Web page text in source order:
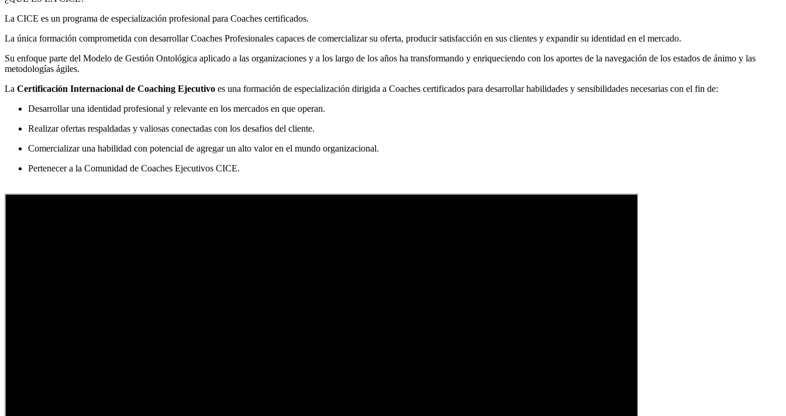
La CICE es un programa de especialización profesional para Coaches certificados.
La única formación comprometida con desarrollar Coaches Profesionales capaces de comercializar su oferta, producir satisfacción en sus clientes y expandir su identidad en el mercado.
Su enfoque parte del Modelo de Gestión Ontológica aplicado a las organizaciones y a los largo de los años ha transformando y enriqueciendo con los aportes de la navegación de los estados de ánimo y las
metodologías ágiles.
La Certificación Internacional de Coaching Ejecutivo es una formación de especialización dirigida a Coaches certificados para desarrollar habilidades y sensibilidades necesarias con el fin de:
Desarrollar una identidad profesional y relevante en los mercados en que operan.
Realizar ofertas respaldadas y valiosas conectadas con los desafios del cliente.
Comercializar una habilidad con potencial de agregar un alto valor en el mundo organizacional.
Pertenecer a la Comunidad de Coaches Ejecutivos CICE.